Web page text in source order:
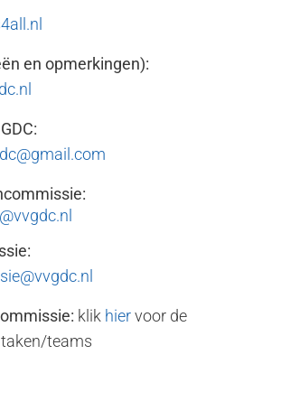
en opmerkingen):
klik hiervoor de
teams